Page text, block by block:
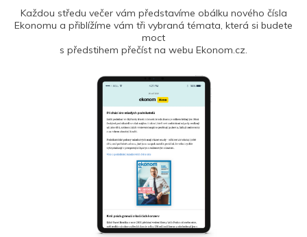
Každou středu večer vám představíme obálku nového čísla
Ekonomu a přiblížíme vám tři vybraná témata, která si budete
moct
s předstihem přečíst na webu Ekonom.cz.